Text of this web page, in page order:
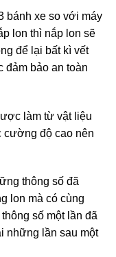
bánh xe so với máy
lon thì nắp lon sẽ
để lại bất kì vết
đảm bảo an toàn
làm từ vật liệu
cường độ cao nên
thông số đã
lon mà có cùng
số một lần đã
những lần sau một